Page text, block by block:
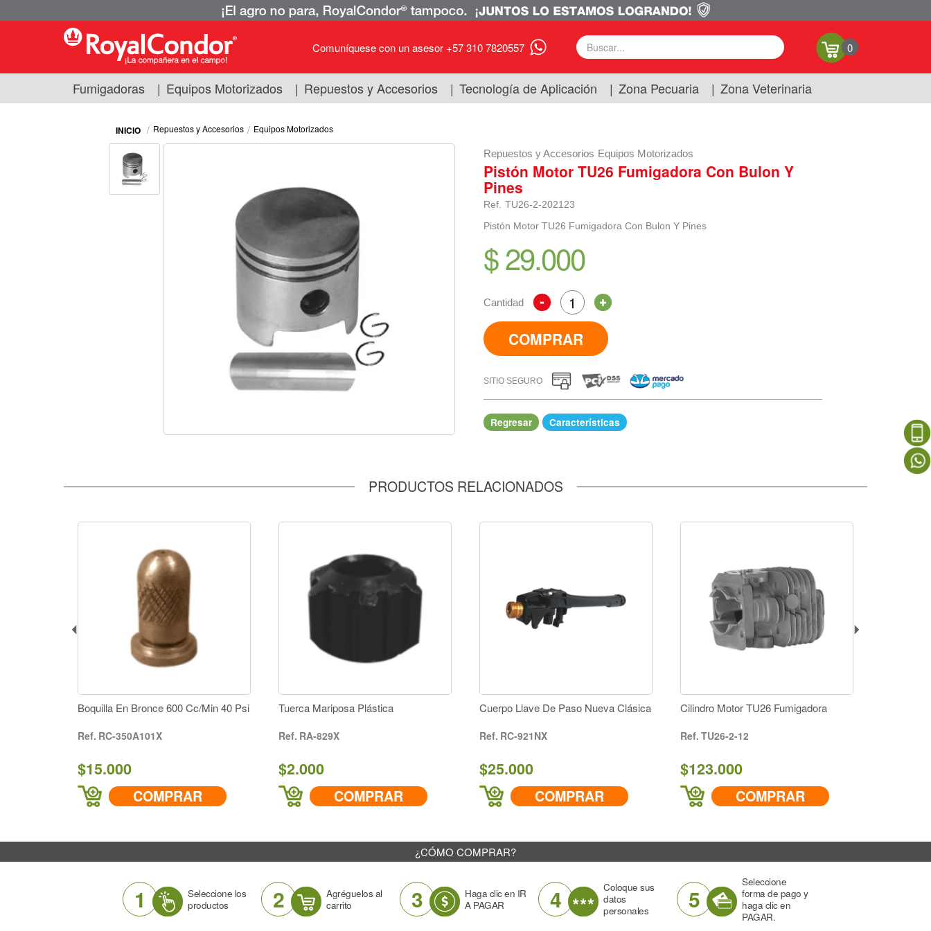
Comuníquese con un asesor +57 310 7820557 0
Fumigadoras
Respuestos y Accesorios
Tecnología de Aplicación
Fumigadoras | Equipos Motorizados | Repuestos y Accesorios | Tecnología de Aplicación | Zona Pecuaria | Zona Veterinaria
Repuestos y Accesorios Equipos Motorizados
Repuestos y Accesorios Equipos Motorizados
Pistón Motor TU26 Fumigadora Con Bulon Y
Pines
Ref. TU26-2-202123
Pistón Motor TU26 Fumigadora Con Bulon Y Pines
$ 29.000
Cantidad
COMPRAR
SITIO SEGURO
Regresar Características
IR A COMPRAR
PRODUCTOS RELACIONADOS
Boquilla En Bronce 600 Cc/Min 40 Psi
RC-350A101X
$15.000
COMPRAR
Tuerca Mariposa Plástica
RA-829X
$2.000
COMPRAR
Cuerpo Llave De Paso Nueva Clásica
RC-921NX
$25.000
COMPRAR
Cilindro Motor TU26 Fumigadora
TU26-2-12
$123.000
COMPRAR
¿CÓMO COMPRAR?
1
Seleccione los
productos
2
Agréguelos al
carrito
3
Haga clic en IR
A PAGAR
4
Coloque sus
datos
personales
5
Seleccione
forma de pago y
haga clic en
PAGAR.